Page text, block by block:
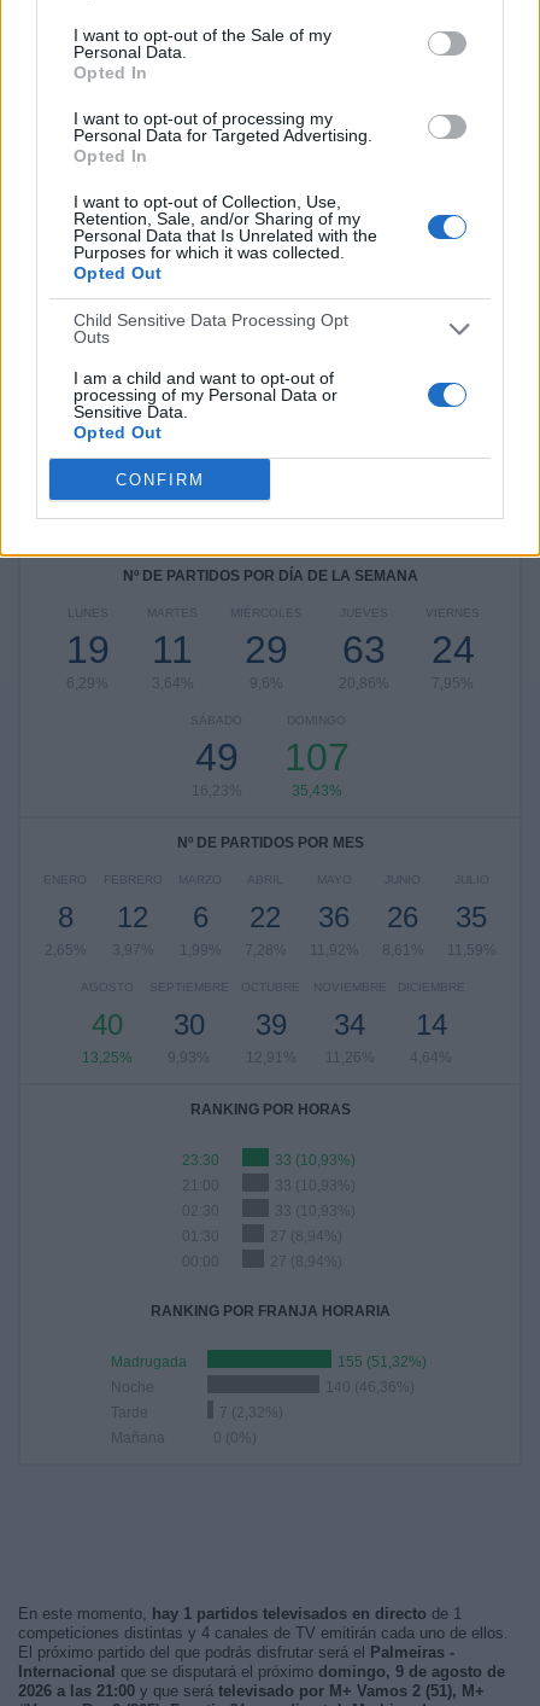
I want to opt-out of the Sale of my
Personal Data.
Opted In
I want to opt-out of processing my
Personal Data for Targeted Advertising.
Opted In
I want to opt-out of Collection, Use,
Retention, Sale, and/or Sharing of my
Personal Data that Is Unrelated with the
Purposes for which it was collected.
Opted Out
Child Sensitive Data Processing Opt
Outs
I am a child and want to opt-out of
processing of my Personal Data or
Sensitive Data.
Opted Out
CONFIRM
RANKING POR EQUIPOS
Palmeiras
18 (5,96%)
Fluminense
17 (5,63%)
Corinthians
16 (5,3%)
Ver ranking completo
RANKING POR COMPETICIONES
Serie A Brasil
Copa Libertadores
32 (10,6%)
Copa Sudamericana
16 (5,3%)
Copa do Brasil
Ver ranking completo
Nº DE PARTIDOS POR DÍA DE LA SEMANA
LUNES
19
6,29%
MARTES
11
3,64%
MIÉRCOLES
29
9,6%
JUEVES
63
20,86%
VIERNES
24
7,95%
SÁBADO
49
16,23%
DOMINGO
107
35,43%
Nº DE PARTIDOS POR MES
ENERO
8
2,65%
FEBRERO
12
3,97%
MARZO
6
1,99%
ABRIL
22
7,28%
MAYO
36
11,92%
JUNIO
26
8,61%
JULIO
35
11,59%
AGOSTO
40
13,25%
SEPTIEMBRE
30
9,93%
OCTUBRE
39
12,91%
NOVIEMBRE
34
11,26%
DICIEMBRE
14
4,64%
RANKING POR HORAS
23:30
33 (10,93%)
21:00
33 (10,93%)
02:30
33 (10,93%)
01:30
27 (8,94%)
27 (8,94%)
RANKING POR FRANJA HORARIA
Madrugada
155 (51,32%)
Noche
140 (46,36%)
Tarde
7 (2,32%)
Mañana
0 (0%)
En este momento, hay 1 partidos televisados en directo de 1
competiciones distintas y 4 canales de TV emitirán cada uno de ellos.
El próximo partido del que podrás disfrutar será el
Palmeiras -
Internacional que se disputará el próximo domingo, 9 de agosto de
2026 a las 21:00 y que será televisado por M+ Vamos 2 (51), M+